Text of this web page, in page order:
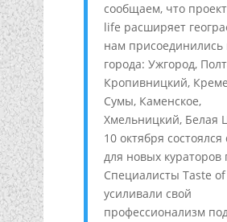
сообщаем, что
life расширяет
нам присоединились
города: Ужгород,
Кропивницкий,
Сумы, Каменское,
Хмельницкий, Белая
10 октября
для новых кураторов
Специалисты Taste
усиливали свой
профессионализм